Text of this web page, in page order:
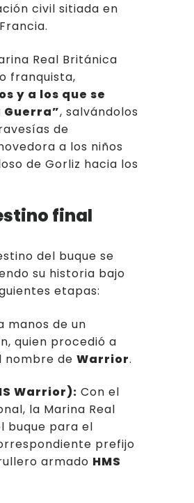
civil sitiada en
Real Británica
franquista,
y a los que se
Guerra”, salvándolos
de
a los niños
de Gorliz hacia los
final
del buque se
su historia bajo
etapas:
manos de un
quien procedió a
nombre de Warrior.
Warrior): Con el
la Marina Real
buque para el
prefijo
armado HMS